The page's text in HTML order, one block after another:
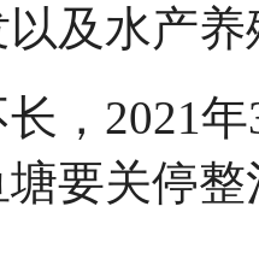
及水产养
，2021
要关停整